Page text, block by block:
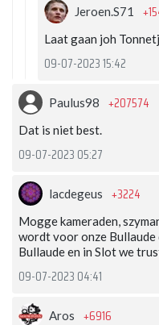
Jeroen.S71
Laat gaan joh
09-07-2023 15:42
Paulus98 +207574
Dat is niet best.
09-07-2023 05:27
lacdegeus +3224
Mogge kameraden,
wordt voor onze
Bullaude en in Slot we
09-07-2023 04:41
Aros +6916